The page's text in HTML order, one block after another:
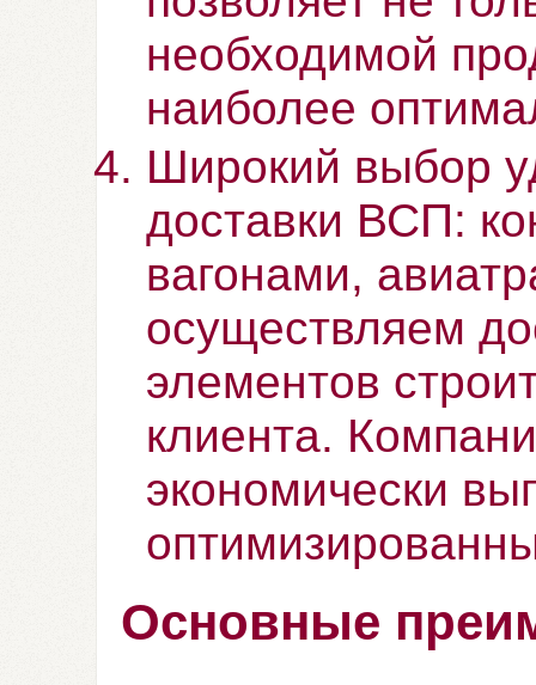
необходимой
наиболее
Широкий выбор
доставки ВСП:
вагонами,
осуществляем
элементов
клиента.
экономически
Основные